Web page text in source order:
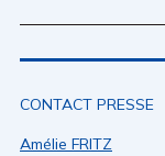
CONTACT PRESSE
Amélie FRITZ